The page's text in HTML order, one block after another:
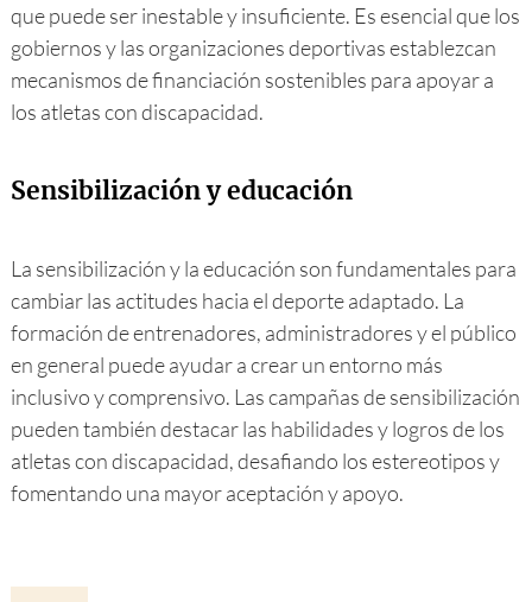
que puede ser inestable y insuficiente. Es esencial que los
gobiernos y las organizaciones deportivas establezcan
mecanismos de financiación sostenibles para apoyar a
los atletas con discapacidad.
Sensibilización y educación
La sensibilización y la educación son fundamentales para
cambiar las actitudes hacia el deporte adaptado. La
formación de entrenadores, administradores y el público
en general puede ayudar a crear un entorno más
inclusivo y comprensivo. Las campañas de sensibilización
pueden también destacar las habilidades y logros de los
atletas con discapacidad, desafiando los estereotipos y
fomentando una mayor aceptación y apoyo.